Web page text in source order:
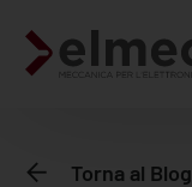
Torna al Blog